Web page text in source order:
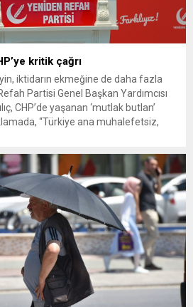
kritik çağrı
iktidarın ekmeğine de daha fazla
Partisi Genel Başkan Yardımcısı
CHP’de yaşanan ‘mutlak butlan’
“Türkiye ana muhalefetsiz,